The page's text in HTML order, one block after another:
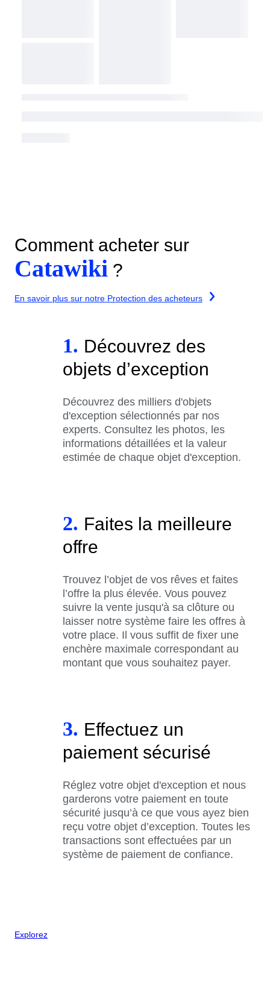
Comment acheter sur
Catawiki ?
En savoir plus sur notre Protection des acheteurs
1. Découvrez des
objets d’exception
Découvrez des milliers d'objets
d'exception sélectionnés par nos
experts. Consultez les photos, les
informations détaillées et la valeur
estimée de chaque objet d'exception.
2. Faites la meilleure
offre
Trouvez l’objet de vos rêves et faites
l’offre la plus élevée. Vous pouvez
suivre la vente jusqu'à sa clôture ou
laisser notre système faire les offres à
votre place. Il vous suffit de fixer une
enchère maximale correspondant au
montant que vous souhaitez payer.
3. Effectuez un
paiement sécurisé
Réglez votre objet d'exception et nous
garderons votre paiement en toute
sécurité jusqu’à ce que vous ayez bien
reçu votre objet d’exception. Toutes les
transactions sont effectuées par un
système de paiement de confiance.
Explorez